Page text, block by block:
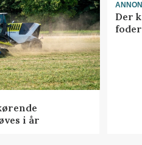
i år
Der